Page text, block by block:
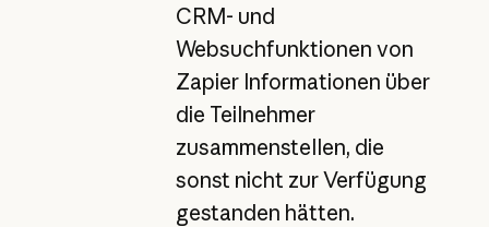
CRM- und
Websuchfunktionen von
Zapier Informationen über
die Teilnehmer
zusammenstellen, die
sonst nicht zur Verfügung
gestanden hätten.